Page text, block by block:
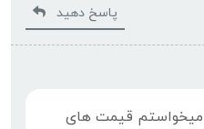
پاسخ دهید
قیمت های